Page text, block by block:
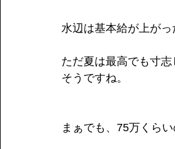
水辺は基本給が上がっ
ただ夏は最高でも寸
そうですね。
まぁでも、75万くら